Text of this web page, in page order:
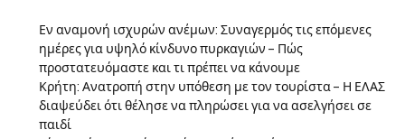
Εν αναμονή ισχυρών ανέμων: Συναγερμός τις επόμενες
ημέρες για υψηλό κίνδυνο πυρκαγιών – Πώς
προστατευόμαστε και τι πρέπει να κάνουμε
Κρήτη: Ανατροπή στην υπόθεση με τον τουρίστα – Η ΕΛΑΣ
διαψεύδει ότι θέλησε να πληρώσει για να ασελγήσει σε
παιδί